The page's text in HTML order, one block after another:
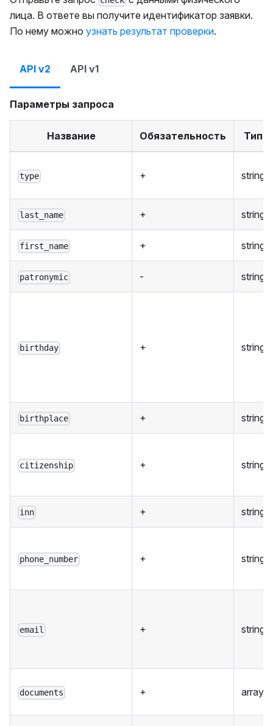
лица. В ответе вы получите идентификатор заявки.
По нему можно узнать результат проверки.
API v2 API v1
Параметры запроса
Название Обязательность Тип
type + string
last_name + string
first_name + string
patronymic - string
birthday + string
birthplace + string
citizenship + string
inn + string
phone_number + string
email + string
documents + array